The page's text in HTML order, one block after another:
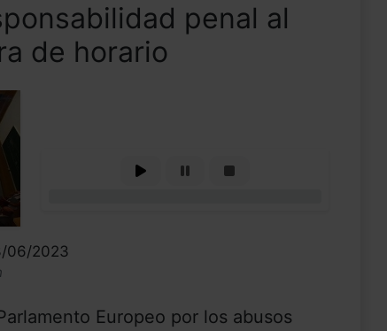
penal al
de horario
06/2023
Europeo por los abusos